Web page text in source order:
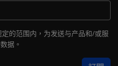
的范围内，为发送与产品和/或服
据。